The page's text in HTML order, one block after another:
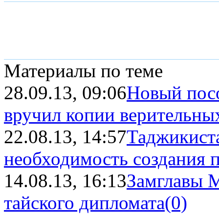
Материалы по теме
28.09.13, 09:06Новый
вручил копии
22.08.13, 14:57
необходимость создания
14.08.13, 16:13Замглавы
тайского дипломата(0)